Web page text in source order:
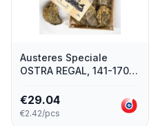
Austeres Speciale
OSTRA REGAL, 141-170g,
€29.04
€2.42/pcs